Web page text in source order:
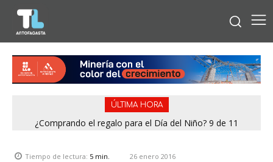
ÚLTIMA HORA
¿Comprando el regalo para el Día del Niño? 9 de 11
Condominio de Antofagasta contará con sistema que
Tiempo de lectura: 5 min. 26 enero 2016